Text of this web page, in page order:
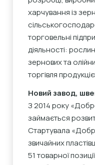
харчування із
торговельні
діяльності:
зернових та
торгівля
Новий завод,
З 2014 року
займається
Стартувала
звичайних
51 товарної